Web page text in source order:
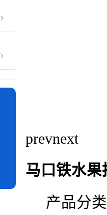
prevnext
马口铁水果
产品分